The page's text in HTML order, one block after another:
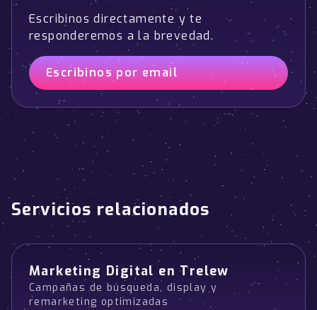
Escribinos directamente y te
responderemos a la brevedad.
Escribinos por email
Servicios relacionados
Marketing Digital en Trelew
Campañas de búsqueda, display y
remarketing optimizadas